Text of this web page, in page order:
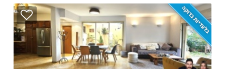
בלעדיות בדוקה